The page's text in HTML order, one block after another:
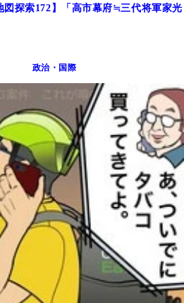
図探索172】「高市幕府≒三代将軍家光
政治・国際